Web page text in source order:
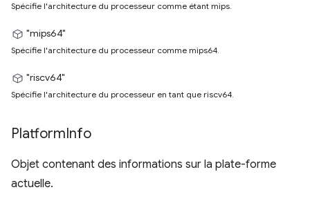
Spécifie l'architecture du processeur comme étant mips.
"mips64"
Spécifie l'architecture du processeur comme mips64.
"riscv64"
Spécifie l'architecture du processeur en tant que riscv64.
PlatformInfo
Objet contenant des informations sur la plate-forme
actuelle.